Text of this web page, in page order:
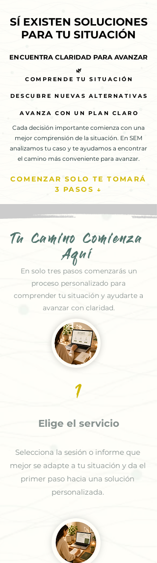
SÍ EXISTEN SOLUCIONES
PARA TU SITUACIÓN
SÍ EXISTEN SOLUCIONES
PARA TU SITUACIÓN
ENCUENTRA CLARIDAD PARA AVANZAR
ENCUENTRA CLARIDAD PARA AVANZAR
🌿
COMPRENDE TU SITUACIÓN
DESCUBRE NUEVAS ALTERNATIVAS
AVANZA CON UN PLAN CLARO
🌿
COMPRENDE TU SITUACIÓN
DESCUBRE NUEVAS ALTERNATIVAS
AVANZA CON UN PLAN CLARO
Cada decisión importante comienza con una
mejor comprensión de la situación. En SEM
analizamos tu caso y te ayudamos a encontrar
el camino más conveniente para avanzar.
COMENZAR SOLO TE TOMARÁ
3 PASOS ↓
Tu Camino Comienza
Aquí
En solo tres pasos comenzarás un
proceso personalizado para
comprender tu situación y ayudarte a
avanzar con claridad.
1
Elige el servicio
Selecciona la sesión o informe que
mejor se adapte a tu situación y da el
primer paso hacia una solución
personalizada.